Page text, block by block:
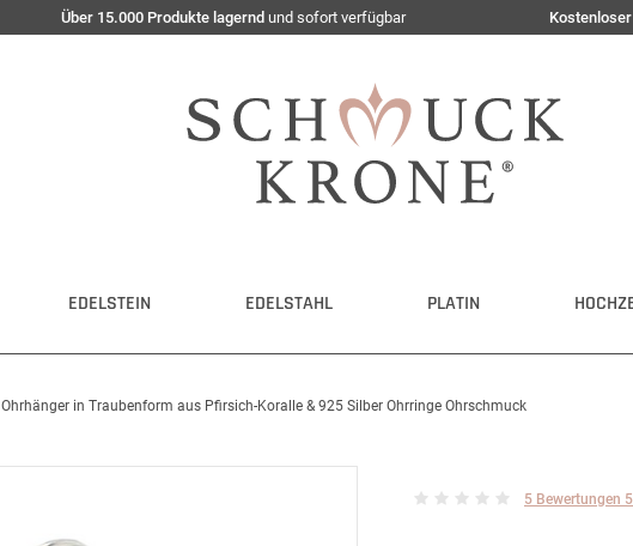
Über 15.000 Produkte lagernd und sofort verfügbar
EDELSTEIN EDELSTAHL PLATIN
Ohrhänger in Traubenform aus Pfirsich-Koralle & 925 Silber Ohrringe Ohrschmuck
5 Bewertungen